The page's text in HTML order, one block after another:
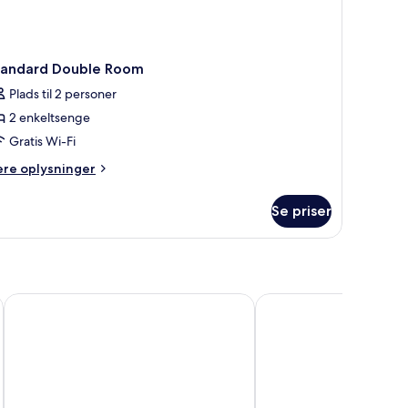
Double Room
Plads til 2 personer
2 enkeltsenge
Gratis Wi-Fi
oplysninger
Se priser
aletto Hotel Kudamm Premier Inn Berlin